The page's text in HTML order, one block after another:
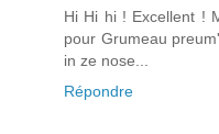
Hi Hi hi ! Excellent !
pour Grumeau
in ze nose...
Répondre